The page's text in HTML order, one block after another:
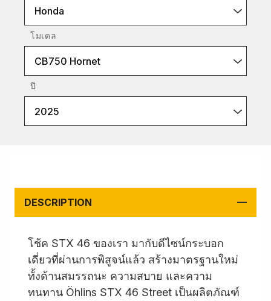
Honda
โมเดล
CB750 Hornet
ปี
2025
DESCRIPTION
โช้ค STX 46 ของเรา มากับดีไซน์กระบอก
เดี่ยวที่ผ่านการพิสูจน์แล้ว สร้างมาตรฐานใหม่
ทั้งด้านสมรรถนะ ความสบาย และความ
ทนทาน Öhlins STX 46 Street เป็นผลิตภัณฑ์